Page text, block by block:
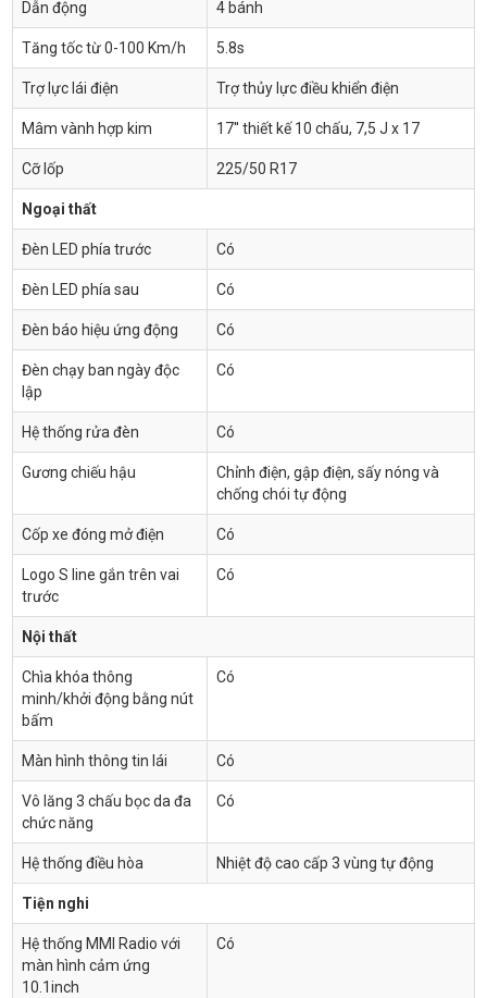
Dẫn động 4 bánh
Tăng tốc từ 0-100 Km/h 5.8s
Trợ lực lái điện Trợ thủy lực điều khiển điện
Mâm vành hợp kim 17'' thiết kế 10 chấu, 7,5 J x 17
Cỡ lốp 225/50 R17
Ngoại thất
Đèn LED phía trước Có
Đèn LED phía sau Có
Đèn báo hiệu ứng động Có
Đèn chạy ban ngày độc
lập
Có
Hệ thống rửa đèn Có
Gương chiếu hậu
Chỉnh điện, gập điện, sấy nóng và
chống chói tự động
Cốp xe đóng mở điện Có
Logo S line gắn trên vai
trước
Có
Nội thất
Chìa khóa thông
minh/khởi động bằng nút
bấm
Có
Màn hình thông tin lái Có
Vô lăng 3 chấu bọc da đa
chức năng
Có
Hệ thống điều hòa Nhiệt độ cao cấp 3 vùng tự động
Tiện nghi
Hệ thống MMI Radio với
màn hình cảm ứng
10.1inch
Có